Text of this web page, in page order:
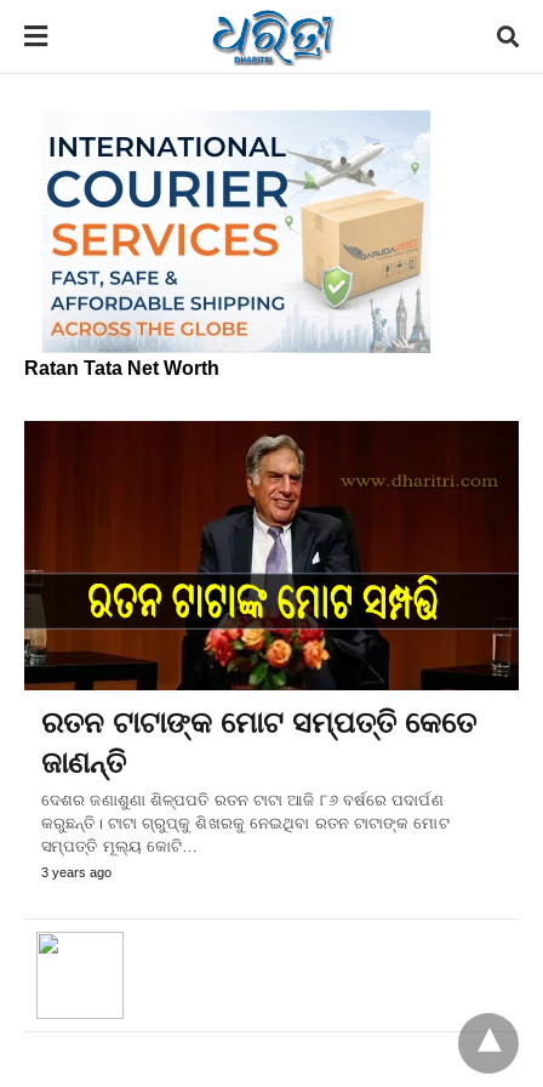
Ratan Tata Net Worth
ରତନ ଟାଟାଙ୍କ ମୋଟ ସମ୍ପତ୍ତି କେତେ
ଜାଣନ୍ତି
ଦେଶର ଜଣାଶୁଣା ଶିଳ୍ପପତି ରତନ ଟାଟା ଆଜି ୮୬ ବର୍ଷରେ ପଦାର୍ପଣ
କରୁଛନ୍ତି। ଟାଟା ଗ୍ରୁପ୍‌କୁ ଶିଖରକୁ ନେଇଥିବା ରତନ ଟାଟାଙ୍କ ମୋଟ
ସମ୍ପତ୍ତି ମୂଲ୍ୟ କୋଟି…
3 years ago